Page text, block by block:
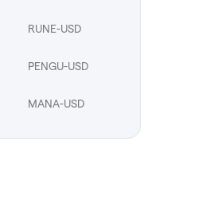
RUNE-USD
PENGU-USD
MANA-USD